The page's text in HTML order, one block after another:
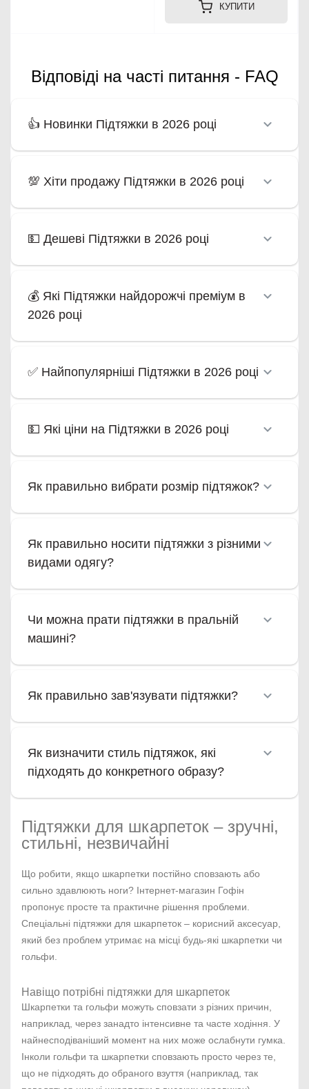
КУПИТИ
Відповіді на часті питання - FAQ
👍 Новинки Підтяжки в 2026 році
💯 Хіти продажу Підтяжки в 2026 році
💵 Дешеві Підтяжки в 2026 році
💰 Які Підтяжки найдорожчі преміум в
2026 році
✅ Найпопулярніші Підтяжки в 2026 році
💵 Які ціни на Підтяжки в 2026 році
Як правильно вибрати розмір підтяжок?
Як правильно носити підтяжки з різними
видами одягу?
Чи можна прати підтяжки в пральній
машині?
Як правильно зав'язувати підтяжки?
Як визначити стиль підтяжок, які
підходять до конкретного образу?
Підтяжки для шкарпеток – зручні,
стильні, незвичайні
Що робити, якщо шкарпетки постійно сповзають або
сильно здавлюють ноги? Інтернет-магазин Гофін
пропонує просте та практичне рішення проблеми.
Спеціальні підтяжки для шкарпеток – корисний аксесуар,
який без проблем утримає на місці будь-які шкарпетки чи
гольфи.
Навіщо потрібні підтяжки для шкарпеток
Шкарпетки та гольфи можуть сповзати з різних причин,
наприклад, через занадто інтенсивне та часте ходіння. У
найнесподіваніший момент на них може ослабнути гумка.
Інколи гольфи та шкарпетки сповзають просто через те,
що не підходять до обраного взуття (наприклад, так